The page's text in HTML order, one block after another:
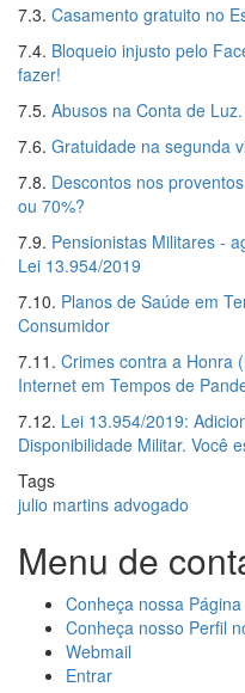
7.3. Casamento gratuito no
7.4. Bloqueio injusto pelo
fazer!
7.5. Abusos na Conta de
7.6. Gratuidade na segunda
7.8. Descontos nos
ou 70%?
7.9. Pensionistas Militares -
Lei 13.954/2019
7.10. Planos de Saúde em
Consumidor
7.11. Crimes contra a Honra
Internet em Tempos de
7.12. Lei 13.954/2019:
Disponibilidade Militar. Você
Tags
julio martins advogado
Menu de
Conheça nossa
Conheça nosso Perfil
Webmail
Entrar